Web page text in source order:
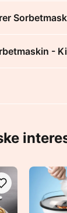
-